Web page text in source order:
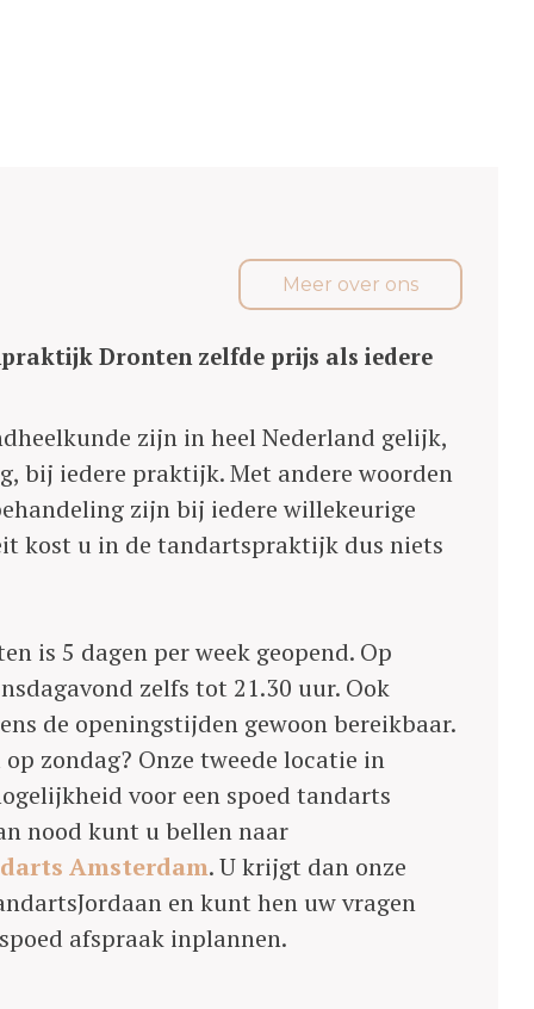
Meer over ons
Dronten zelfde prijs als iedere
zijn in heel Nederland gelijk,
bij iedere praktijk. Met andere woorden
zijn bij iedere willekeurige
kost u in de tandartspraktijk dus niets
is 5 dagen per week geopend. Op
zelfs tot 21.30 uur. Ook
de openingstijden gewoon bereikbaar.
zondag? Onze tweede locatie in
voor een spoed tandarts
nood kunt u bellen naar
Amsterdam. U krijgt dan onze
en kunt hen uw vragen
afspraak inplannen.